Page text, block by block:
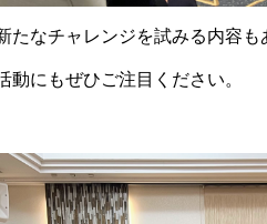
たなチャレンジを試みる内容も
動にもぜひご注目ください。